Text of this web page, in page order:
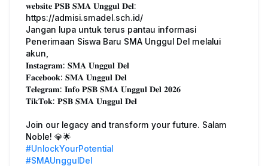
𝐰𝐞𝐛𝐬𝐢𝐭𝐞 𝐏𝐒𝐁 𝐒𝐌𝐀 𝐔𝐧𝐠𝐠𝐮𝐥 𝐃𝐞𝐥:
https://admisi.smadel.sch.id/
Jangan lupa untuk terus pantau informasi
Penerimaan Siswa Baru SMA Unggul Del melalui
akun,
𝐈𝐧𝐬𝐭𝐚𝐠𝐫𝐚𝐦: 𝐒𝐌𝐀 𝐔𝐧𝐠𝐠𝐮𝐥 𝐃𝐞𝐥
𝐅𝐚𝐜𝐞𝐛𝐨𝐨𝐤: 𝐒𝐌𝐀 𝐔𝐧𝐠𝐠𝐮𝐥 𝐃𝐞𝐥
𝐓𝐞𝐥𝐞𝐠𝐫𝐚𝐦: 𝐈𝐧𝐟𝐨 𝐏𝐒𝐁 𝐒𝐌𝐀 𝐔𝐧𝐠𝐠𝐮𝐥 𝐃𝐞𝐥 𝟐𝟎𝟐𝟔
𝐓𝐢𝐤𝐓𝐨𝐤: 𝐏𝐒𝐁 𝐒𝐌𝐀 𝐔𝐧𝐠𝐠𝐮𝐥 𝐃𝐞𝐥
Join our legacy and transform your future. Salam
Noble! 💎🌟
#UnlockYourPotential
#SMAUnggulDel